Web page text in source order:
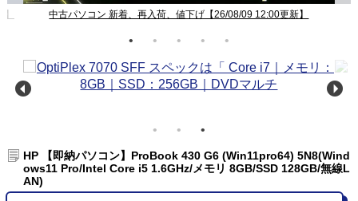
中古パソコン 新着、再入荷、値下げ【26/08/09 12:00更新】
HP 【即納パソコン】ProBook 430 G6 (Win11pro64) 5N8(Wind
ows11 Pro/Intel Core i5 1.6GHz/メモリ 8GB/SSD 128GB/無線L
AN)